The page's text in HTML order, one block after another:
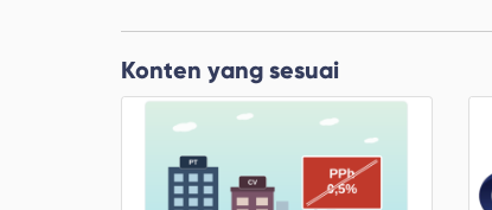
Konten yang sesuai